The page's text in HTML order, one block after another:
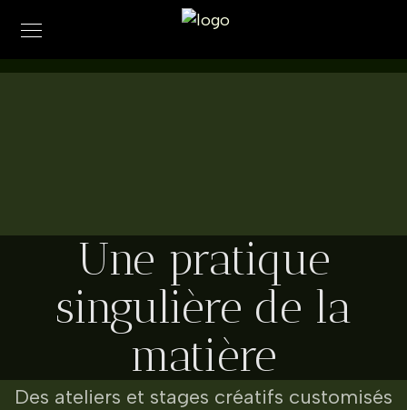
Une pratique
singulière de la
matière
Des ateliers et stages créatifs customisés